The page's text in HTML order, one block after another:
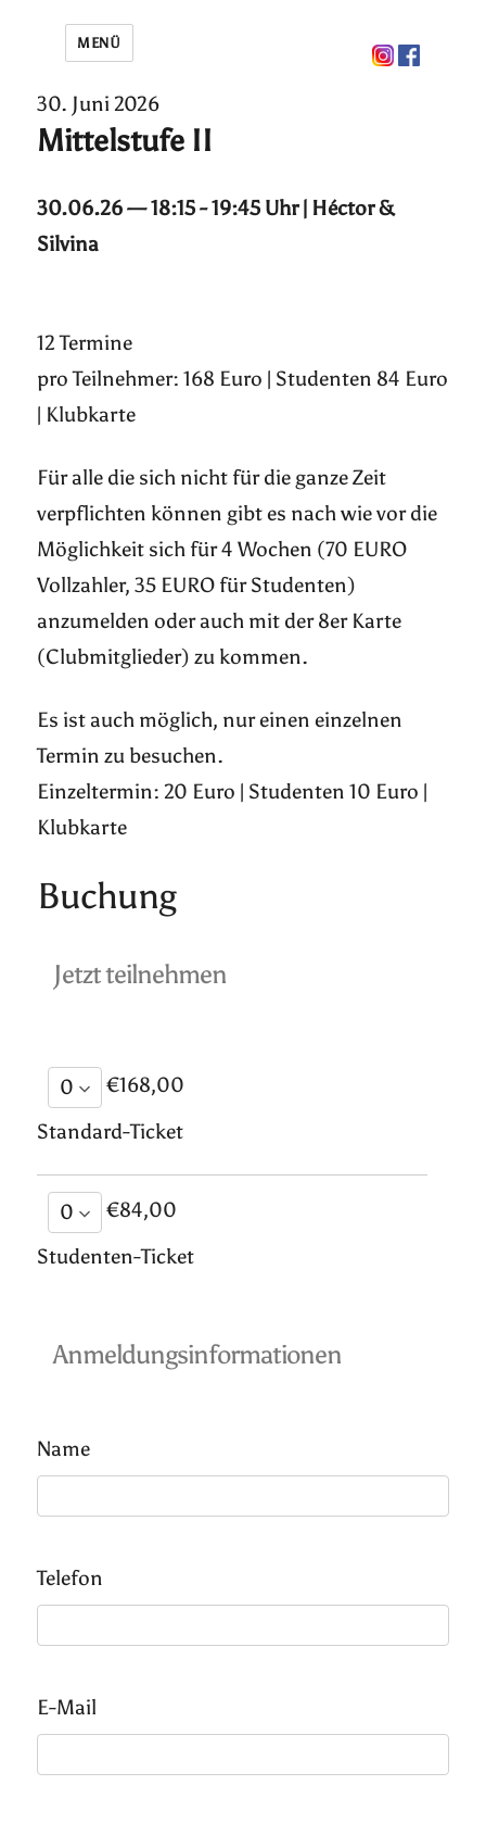
MENÜ
30. Juni 2026
Mittelstufe II
30.06.26 — 18:15 - 19:45 Uhr | Héctor &
Silvina
12 Termine
pro Teilnehmer: 168 Euro | Studenten 84 Euro
| Klubkarte
Für alle die sich nicht für die ganze Zeit
verpflichten können gibt es nach wie vor die
Möglichkeit sich für 4 Wochen (70 EURO
Vollzahler, 35 EURO für Studenten)
anzumelden oder auch mit der 8er Karte
(Clubmitglieder) zu kommen.
Es ist auch möglich, nur einen einzelnen
Termin zu besuchen.
Einzeltermin: 20 Euro | Studenten 10 Euro |
Klubkarte
Buchung
Jetzt teilnehmen
€168,00
Standard-Ticket
€84,00
Studenten-Ticket
Anmeldungsinformationen
Name
Telefon
E-Mail